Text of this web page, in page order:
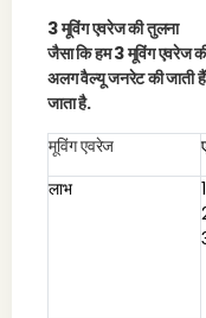
3 मूविंग एवरेज की तुलना
जैसा कि हम 3 मूविंग एवरेज
अलग वैल्यू जनरेट की जाती हैं.
जाता है.
मूविंग एवरेज
लाभ